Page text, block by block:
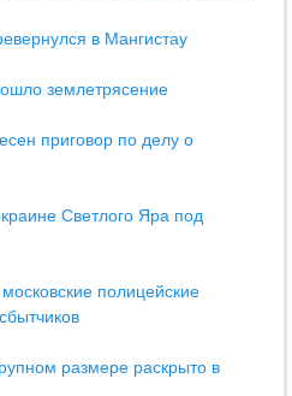
в Мангистау
землетрясение
приговор по делу о
Светлого Яра под
полицейские
размере раскрыто в